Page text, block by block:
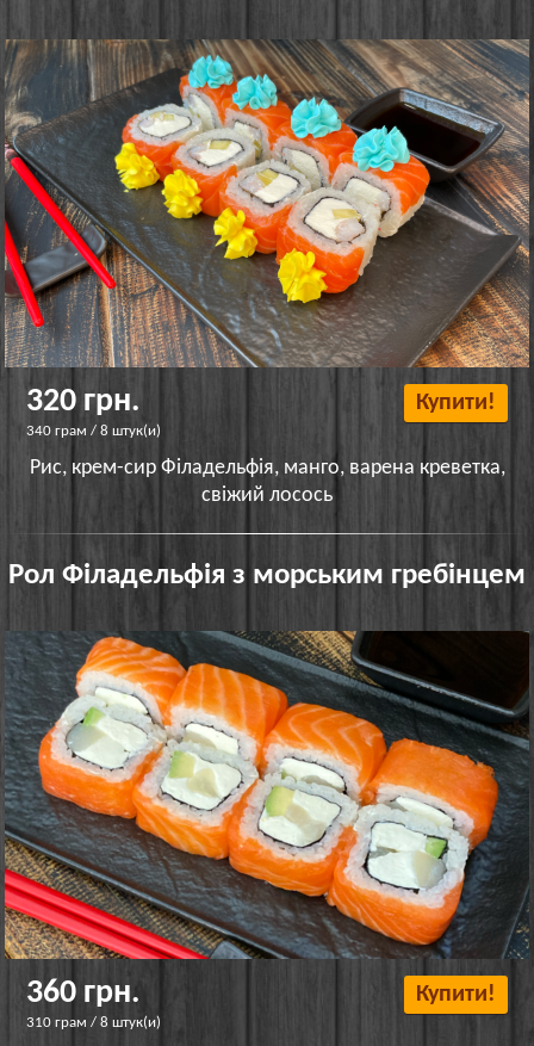
320 грн.
340 грам / 8 штук(и)
Купити!
Рис, крем-сир Філадельфія, манго, варена креветка,
свіжий лосось
Рол Філадельфія з морським гребінцем
360 грн.
310 грам / 8 штук(и)
Купити!